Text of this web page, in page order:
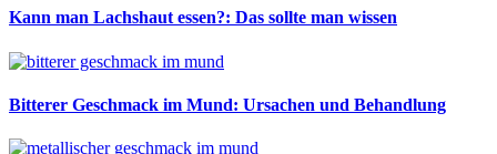
Kann man Lachshaut essen?: Das sollte man wissen
Bitterer Geschmack im Mund: Ursachen und Behandlung